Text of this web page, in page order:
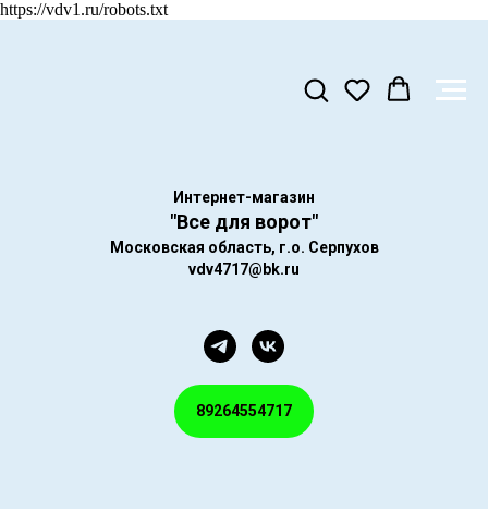
https://vdv1.ru/robots.txt
Интернет-магазин
"Все для ворот"
Московская область, г.о. Серпухов
vdv4717@bk.ru
89264554717